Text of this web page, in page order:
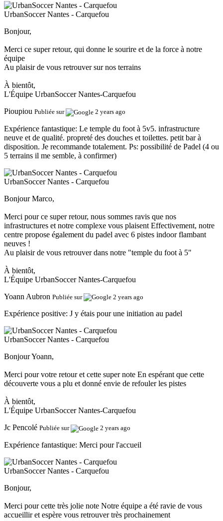
UrbanSoccer Nantes - Carquefou
Bonjour,
Merci ce super retour, qui donne le sourire et de la force à notre
équipe
Au plaisir de vous retrouver sur nos terrains
À bientôt,
L'Équipe UrbanSoccer Nantes-Carquefou
Pioupiou Publiée sur 2 years ago
Expérience fantastique: Le temple du foot à 5v5. infrastructure
neuve et de qualité. propreté des douches et toilettes. petit bar à
disposition. Je recommande totalement. Ps: possibilité de Padel (4 ou
5 terrains il me semble, à confirmer)
UrbanSoccer Nantes - Carquefou
Bonjour Marco,
Merci pour ce super retour, nous sommes ravis que nos
infrastructures et notre complexe vous plaisent Effectivement, notre
centre propose également du padel avec 6 pistes indoor flambant
neuves !
Au plaisir de vous retrouver dans notre "temple du foot à 5"
À bientôt,
L'Équipe UrbanSoccer Nantes-Carquefou
Yoann Aubron Publiée sur 2 years ago
Expérience positive: J y étais pour une initiation au padel
UrbanSoccer Nantes - Carquefou
Bonjour Yoann,
Merci pour votre retour et cette super note En espérant que cette
découverte vous a plu et donné envie de refouler les pistes
À bientôt,
L'Équipe UrbanSoccer Nantes-Carquefou
Jc Pencolé Publiée sur 2 years ago
Expérience fantastique: Merci pour l'accueil
UrbanSoccer Nantes - Carquefou
Bonjour,
Merci pour cette très jolie note Notre équipe a été ravie de vous
accueillir et espère vous retrouver très prochainement